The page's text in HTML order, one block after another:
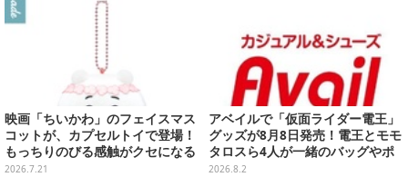
映画「ちいかわ」のフェイスマス
コットが、カプセルトイで登場！
もっちりのびる感触がクセになる
ハチワレ、セイレーンなど全5種
2026.7.21
アベイルで「仮面ライダー電王」
グッズが8月8日発売！電王とモモ
タロスら4人が一緒のバッグやポ
ーチ、収納ボックスも
2026.8.2